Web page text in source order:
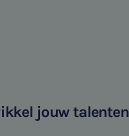
jouw talenten